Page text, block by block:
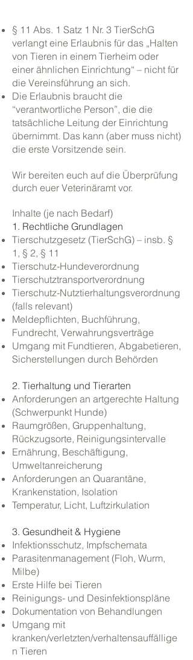
§ 11 Abs. 1 Satz 1 Nr. 3 TierSchG
verlangt eine Erlaubnis für das „Halten
von Tieren in einem Tierheim oder
einer ähnlichen Einrichtung“ – nicht für
die Vereinsführung an sich.
Die Erlaubnis braucht die
“verantwortliche Person”, die die
tatsächliche Leitung der Einrichtung
übernimmt. Das kann (aber muss nicht)
die erste Vorsitzende sein.
Wir bereiten euch auf die Überprüfung
durch euer Veterinäramt vor.
Inhalte (je nach Bedarf)
1. Rechtliche Grundlagen
Tierschutzgesetz (TierSchG) – insb. §
1, § 2, § 11
Tierschutz-Hundeverordnung
Tierschutztransportverordnung
Tierschutz-Nutztierhaltungsverordnung
(falls relevant)
Meldepflichten, Buchführung,
Fundrecht, Verwahrungsverträge
Umgang mit Fundtieren, Abgabetieren,
Sicherstellungen durch Behörden
2. Tierhaltung und Tierarten
Anforderungen an artgerechte Haltung
(Schwerpunkt Hunde)
Raumgrößen, Gruppenhaltung,
Rückzugsorte, Reinigungsintervalle
Ernährung, Beschäftigung,
Umweltanreicherung
Anforderungen an Quarantäne,
Krankenstation, Isolation
Temperatur, Licht, Luftzirkulation
3. Gesundheit & Hygiene
Infektionsschutz, Impfschemata
Parasitenmanagement (Floh, Wurm,
Milbe)
Erste Hilfe bei Tieren
Reinigungs- und Desinfektionspläne
Dokumentation von Behandlungen
Umgang mit
kranken/verletzten/verhaltensauffällige
n Tieren